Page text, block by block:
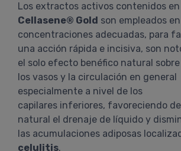
Los extractos activos contenidos en
Cellasene® Gold son empleados en
concentraciones adecuadas, para
una acción rápida e incisiva, son
el solo efecto benéfico natural sobre
los vasos y la circulación en general
especialmente a nivel de los
capilares inferiores, favoreciendo
natural el drenaje de líquido y
las acumulaciones adiposas
celulitis.